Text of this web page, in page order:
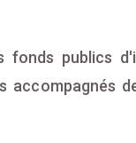
fonds publics
accompagnés